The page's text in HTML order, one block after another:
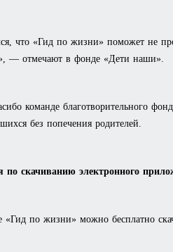
что «Гид по жизни» поможет не
— отмечают в фонде «Дети наши».
команде благотворительного
без попечения родителей.
по скачиванию электронного
по жизни» можно бесплатно